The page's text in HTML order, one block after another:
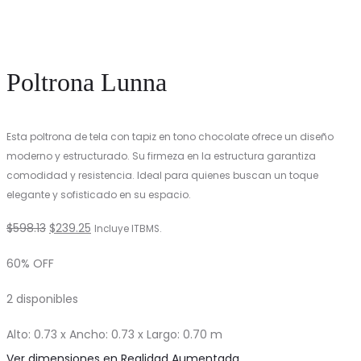
Poltrona Lunna
Esta poltrona de tela con tapiz en tono chocolate ofrece un diseño
moderno y estructurado. Su firmeza en la estructura garantiza
comodidad y resistencia. Ideal para quienes buscan un toque
elegante y sofisticado en su espacio.
$598.13 El
era:
$239.25 ElIncluye ITBMS.
60% OFF
2 disponibles
Alto: 0.73 x Ancho: 0.73 x Largo: 0.70 m